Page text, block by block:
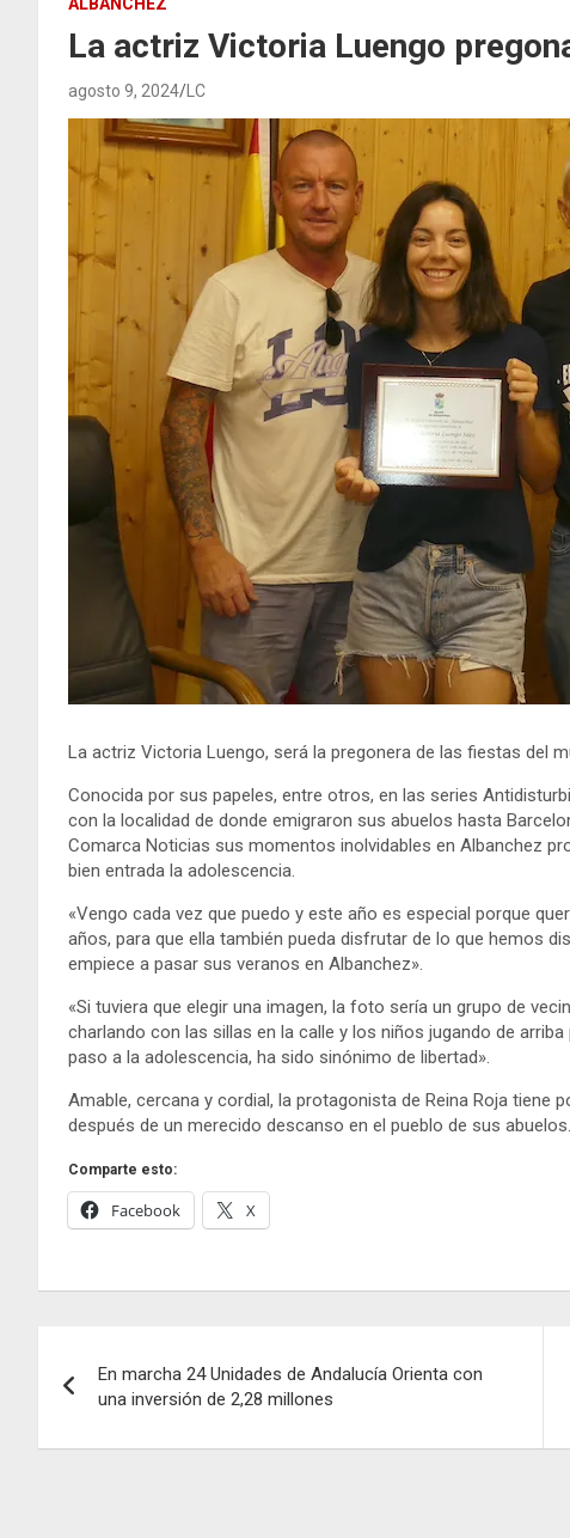
ALBANCHEZ
La actriz Victoria Luengo
agosto 9, 2024 LC
La actriz Victoria Luengo, será la pregonera de las fiestas del
Conocida por sus papeles, entre otros, en las series
con la localidad de donde emigraron sus abuelos hasta
Comarca Noticias sus momentos inolvidables en Albanchez
bien entrada la adolescencia.
«Vengo cada vez que puedo y este año es especial porque
años, para que ella también pueda disfrutar de lo que hemos
empiece a pasar sus veranos en Albanchez».
«Si tuviera que elegir una imagen, la foto sería un grupo de
charlando con las sillas en la calle y los niños jugando de
paso a la adolescencia, ha sido sinónimo de libertad».
Amable, cercana y cordial, la protagonista de Reina Roja tiene
después de un merecido descanso en el pueblo de sus abuelos.
Comparte esto:
Facebook X
de
entradas
En marcha 24 Unidades de Andalucía Orienta con
una inversión de 2,28 millones